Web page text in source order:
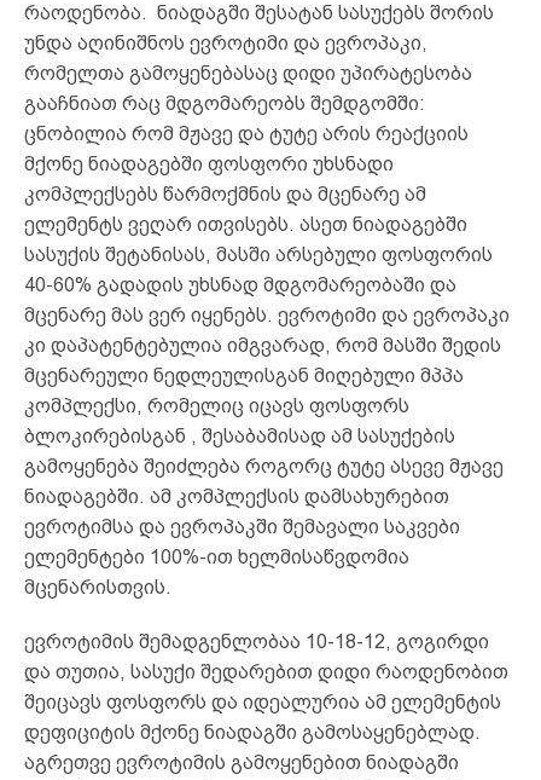
რაოდენობა. ნიადაგში შესატან სასუქებს შორის
უნდა აღინიშნოს ევროტიმი და ევროპაკი,
რომელთა გამოყენებასაც დიდი უპირატესობა
გააჩნიათ რაც მდგომარეობს შემდგომში:
ცნობილია რომ მჟავე და ტუტე არის რეაქციის
მქონე ნიადაგებში ფოსფორი უხსნადი
კომპლექსებს წარმოქმნის და მცენარე ამ
ელემენტს ვეღარ ითვისებს. ასეთ ნიადაგებში
სასუქის შეტანისას, მასში არსებული ფოსფორის
40-60% გადადის უხსნად მდგომარეობაში და
მცენარე მას ვერ იყენებს. ევროტიმი და ევროპაკი
კი დაპატენტებულია იმგვარად, რომ მასში შედის
მცენარეული ნედლეულისგან მიღებული მპპა
კომპლექსი, რომელიც იცავს ფოსფორს
ბლოკირებისგან , შესაბამისად ამ სასუქების
გამოყენება შეიძლება როგორც ტუტე ასევე მჟავე
ნიადაგებში. ამ კომპლექსის დამსახურებით
ევროტიმსა და ევროპაკში შემავალი საკვები
ელემენტები 100%-ით ხელმისაწვდომია
მცენარისთვის.
ევროტიმის შემადგენლობაა 10-18-12, გოგირდი
და თუთია, სასუქი შედარებით დიდი რაოდენობით
შეიცავს ფოსფორს და იდეალურია ამ ელემენტის
დეფიციტის მქონე ნიადაგში გამოსაყენებლად.
აგრეთვე ევროტიმის გამოყენებით ნიადაგში